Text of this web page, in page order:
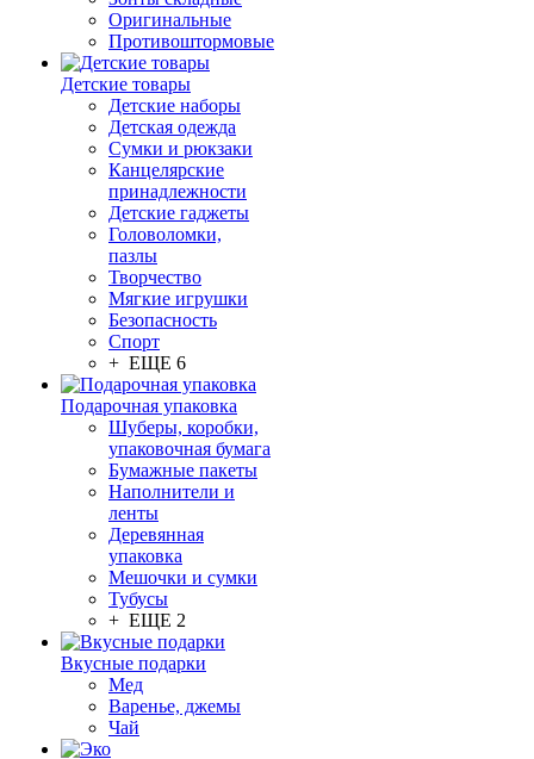
Оригинальные
Противоштормовые
Детские товары
Детские наборы
Детская одежда
Сумки и рюкзаки
Канцелярские
принадлежности
Детские гаджеты
Головоломки,
пазлы
Творчество
Мягкие игрушки
Безопасность
Спорт
+ ЕЩЕ 6
Подарочная упаковка
Шуберы, коробки,
упаковочная бумага
Бумажные пакеты
Наполнители и
ленты
Деревянная
упаковка
Мешочки и сумки
Тубусы
+ ЕЩЕ 2
Вкусные подарки
Мед
Варенье, джемы
Чай